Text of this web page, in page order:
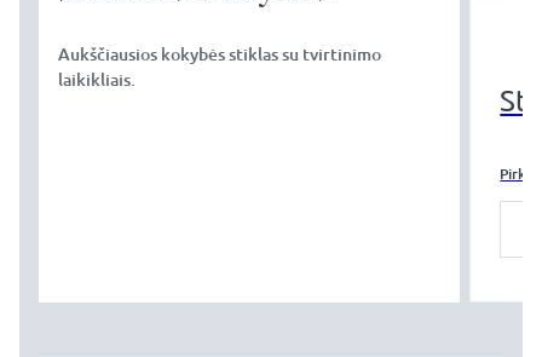
Aukščiausios kokybės stiklas su tvirtinimo
laikikliais.
Pirkti